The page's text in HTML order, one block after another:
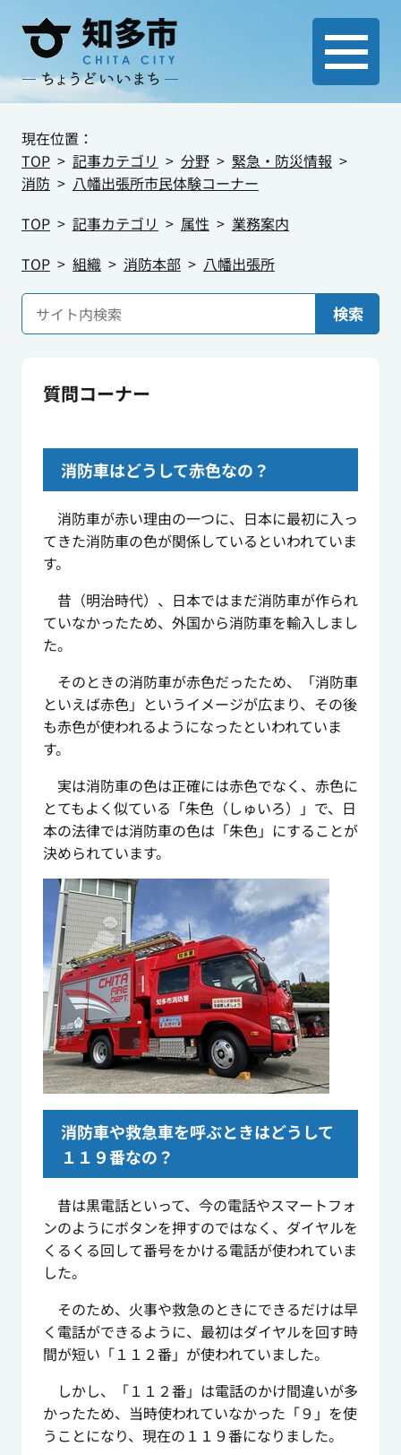
現在位置：
TOP
記事カテゴリ 分野
緊急・防災情報
消防
八幡出張所市民体験コーナー
TOP
記事カテゴリ 属性
業務案内
TOP
組織 消防本部 八幡出張所
検索
質問コーナー
消防車はどうして赤色なの？
消防車が赤い理由の一つに、日本に最初に入っ
てきた消防車の色が関係しているといわれていま
す。
昔（明治時代）、日本ではまだ消防車が作られ
ていなかったため、外国から消防車を輸入しまし
た。
そのときの消防車が赤色だったため、「消防車
といえば赤色」というイメージが広まり、その後
も赤色が使われるようになったといわれていま
す。
実は消防車の色は正確には赤色でなく、赤色に
とてもよく似ている「朱色（しゅいろ）」で、日
本の法律では消防車の色は「朱色」にすることが
決められています。
消防車や救急車を呼ぶときはどうして
１１９番なの？
昔は黒電話といって、今の電話やスマートフォ
ンのようにボタンを押すのではなく、ダイヤルを
くるくる回して番号をかける電話が使われていま
した。
そのため、火事や救急のときにできるだけは早
く電話ができるように、最初はダイヤルを回す時
間が短い「１１２番」が使われていました。
しかし、「１１２番」は電話のかけ間違いが多
かったため、当時使われていなかった「９」を使
うことになり、現在の１１９番になりました。